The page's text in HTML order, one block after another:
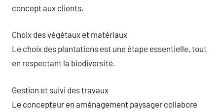
concept aux clients.
Choix des végétaux et matériaux
Le choix des plantations est une étape essentielle, tout
en respectant la biodiversité.
Gestion et suivi des travaux
Le concepteur en aménagement paysager collabore